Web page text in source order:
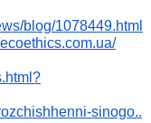
blog/1078449.html
sinogo..